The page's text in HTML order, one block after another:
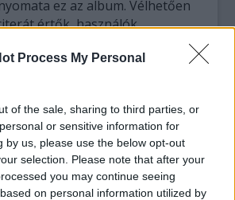
Process My Personal
of the sale, sharing to third parties, or
or sensitive information for
by us, please use the below opt-out
selection. Please note that after your
you may continue seeing
on personal information utilized by
ez az album. Vélhetően
értők, használók,
így is szólhat. Félix új
síkokat nyit meg,
kihasználásában.
született? Talán több is
mindenki maga döntse el,
ezt az albumot."